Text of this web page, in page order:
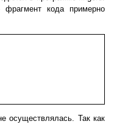
кода примерно
осуществлялась. Так как